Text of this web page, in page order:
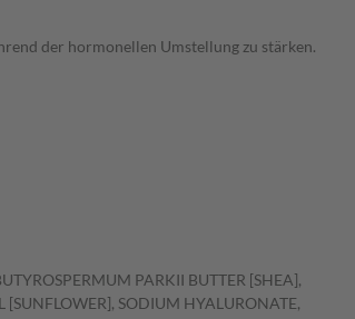
der hormonellen Umstellung zu stärken.
PARKII BUTTER [SHEA],
[SUNFLOWER], SODIUM HYALURONATE,